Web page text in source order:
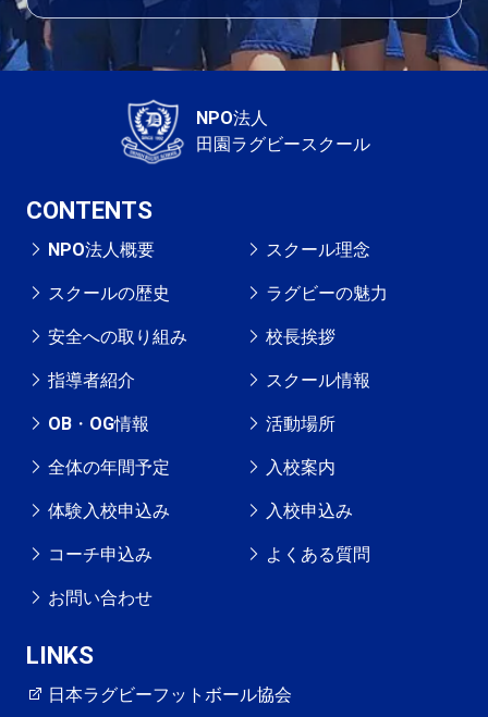
NPO法人
田園ラグビースクール
CONTENTS
NPO法人概要 スクール理念
スクールの歴史 ラグビーの魅力
安全への取り組み 校長挨拶
指導者紹介 スクール情報
OB・OG情報 活動場所
全体の年間予定 入校案内
体験入校申込み 入校申込み
コーチ申込み よくある質問
お問い合わせ
LINKS
日本ラグビーフットボール協会